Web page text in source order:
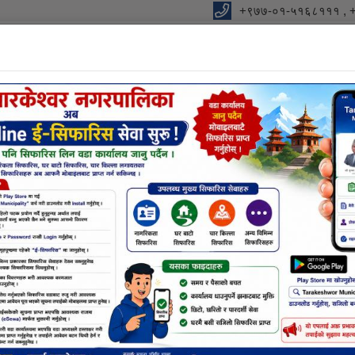
+९७७-०१-५१६८१११ ,
विधुतीय शुसासन सेवा शाखा सूचना तथा जानकारी